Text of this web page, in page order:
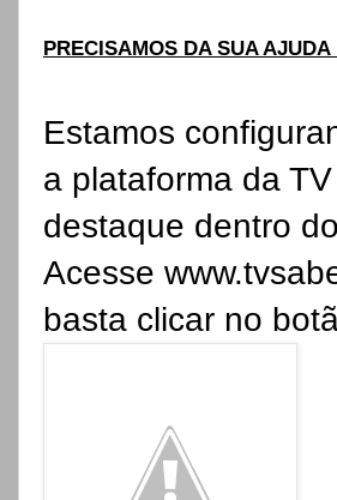
PRECISAMOS DA SUA
Estamos
a plataforma da
destaque dentro
Acesse
basta clicar no